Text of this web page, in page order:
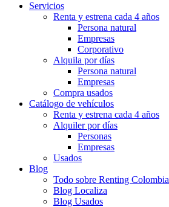
Servicios
Renta y estrena cada 4 años
Persona natural
Empresas
Corporativo
Alquila por días
Persona natural
Empresas
Compra usados
Catálogo de vehículos
Renta y estrena cada 4 años
Alquiler por días
Personas
Empresas
Usados
Blog
Todo sobre Renting Colombia
Blog Localiza
Blog Usados